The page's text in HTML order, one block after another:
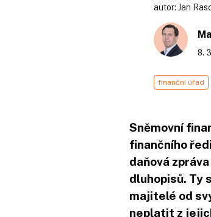
autor: Jan
8.
finanční úřad
Sněmovní
finančního
daňová
dluhopisů. Ty
majitelé od
neplatit z